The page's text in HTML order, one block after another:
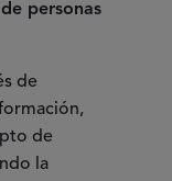
personas
de
de
la